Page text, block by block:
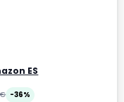
ES
-36%